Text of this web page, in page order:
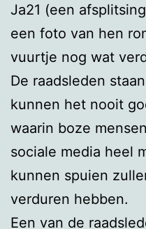
Ja21 (een
een foto van hen
vuurtje nog wat
De raadsleden
kunnen het nooit
waarin boze
sociale media heel
kunnen spuien
verduren hebben.
Een van de